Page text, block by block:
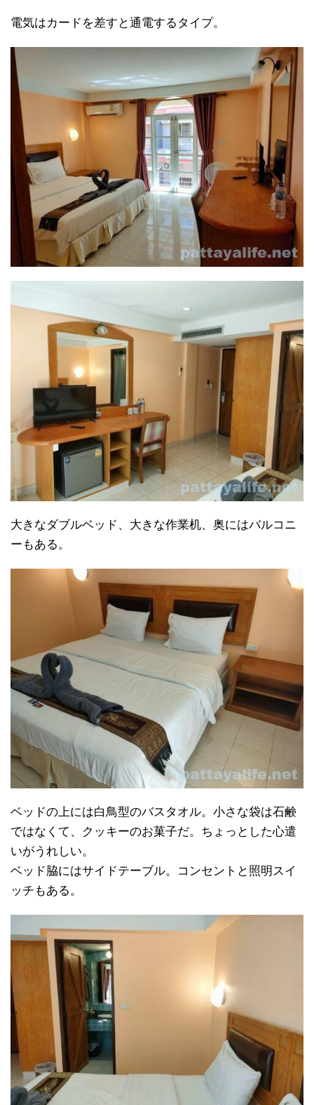
電気はカードを差すと通電するタイプ。
大きなダブルベッド、大きな作業机、奥にはバルコニ
ーもある。
ベッドの上には白鳥型のバスタオル。小さな袋は石鹸
ではなくて、クッキーのお菓子だ。ちょっとした心遣
いがうれしい。
ベッド脇にはサイドテーブル。コンセントと照明スイ
ッチもある。